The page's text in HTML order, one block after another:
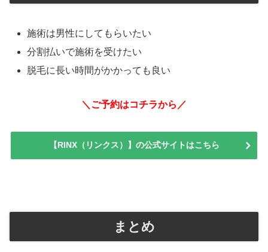
施術は男性にしてもらいたい
分割払いで施術を受けたい
脱毛に長い時間がかかっても良い
＼ご予約はコチラから／
【RINX（リンクス）】の公式サイトはこちら
まとめ